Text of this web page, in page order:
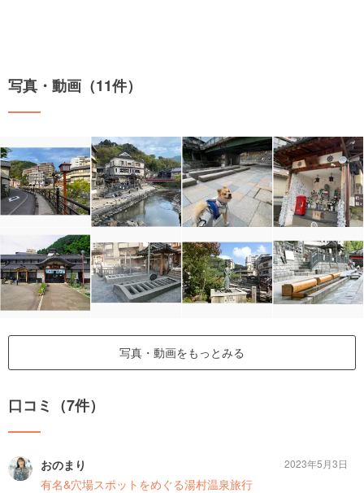
写真・動画（11件）
写真・動画をもっとみる
口コミ（7件）
おのまり
有名&穴場スポットをめぐる湯村温泉旅行
2023年5月3日